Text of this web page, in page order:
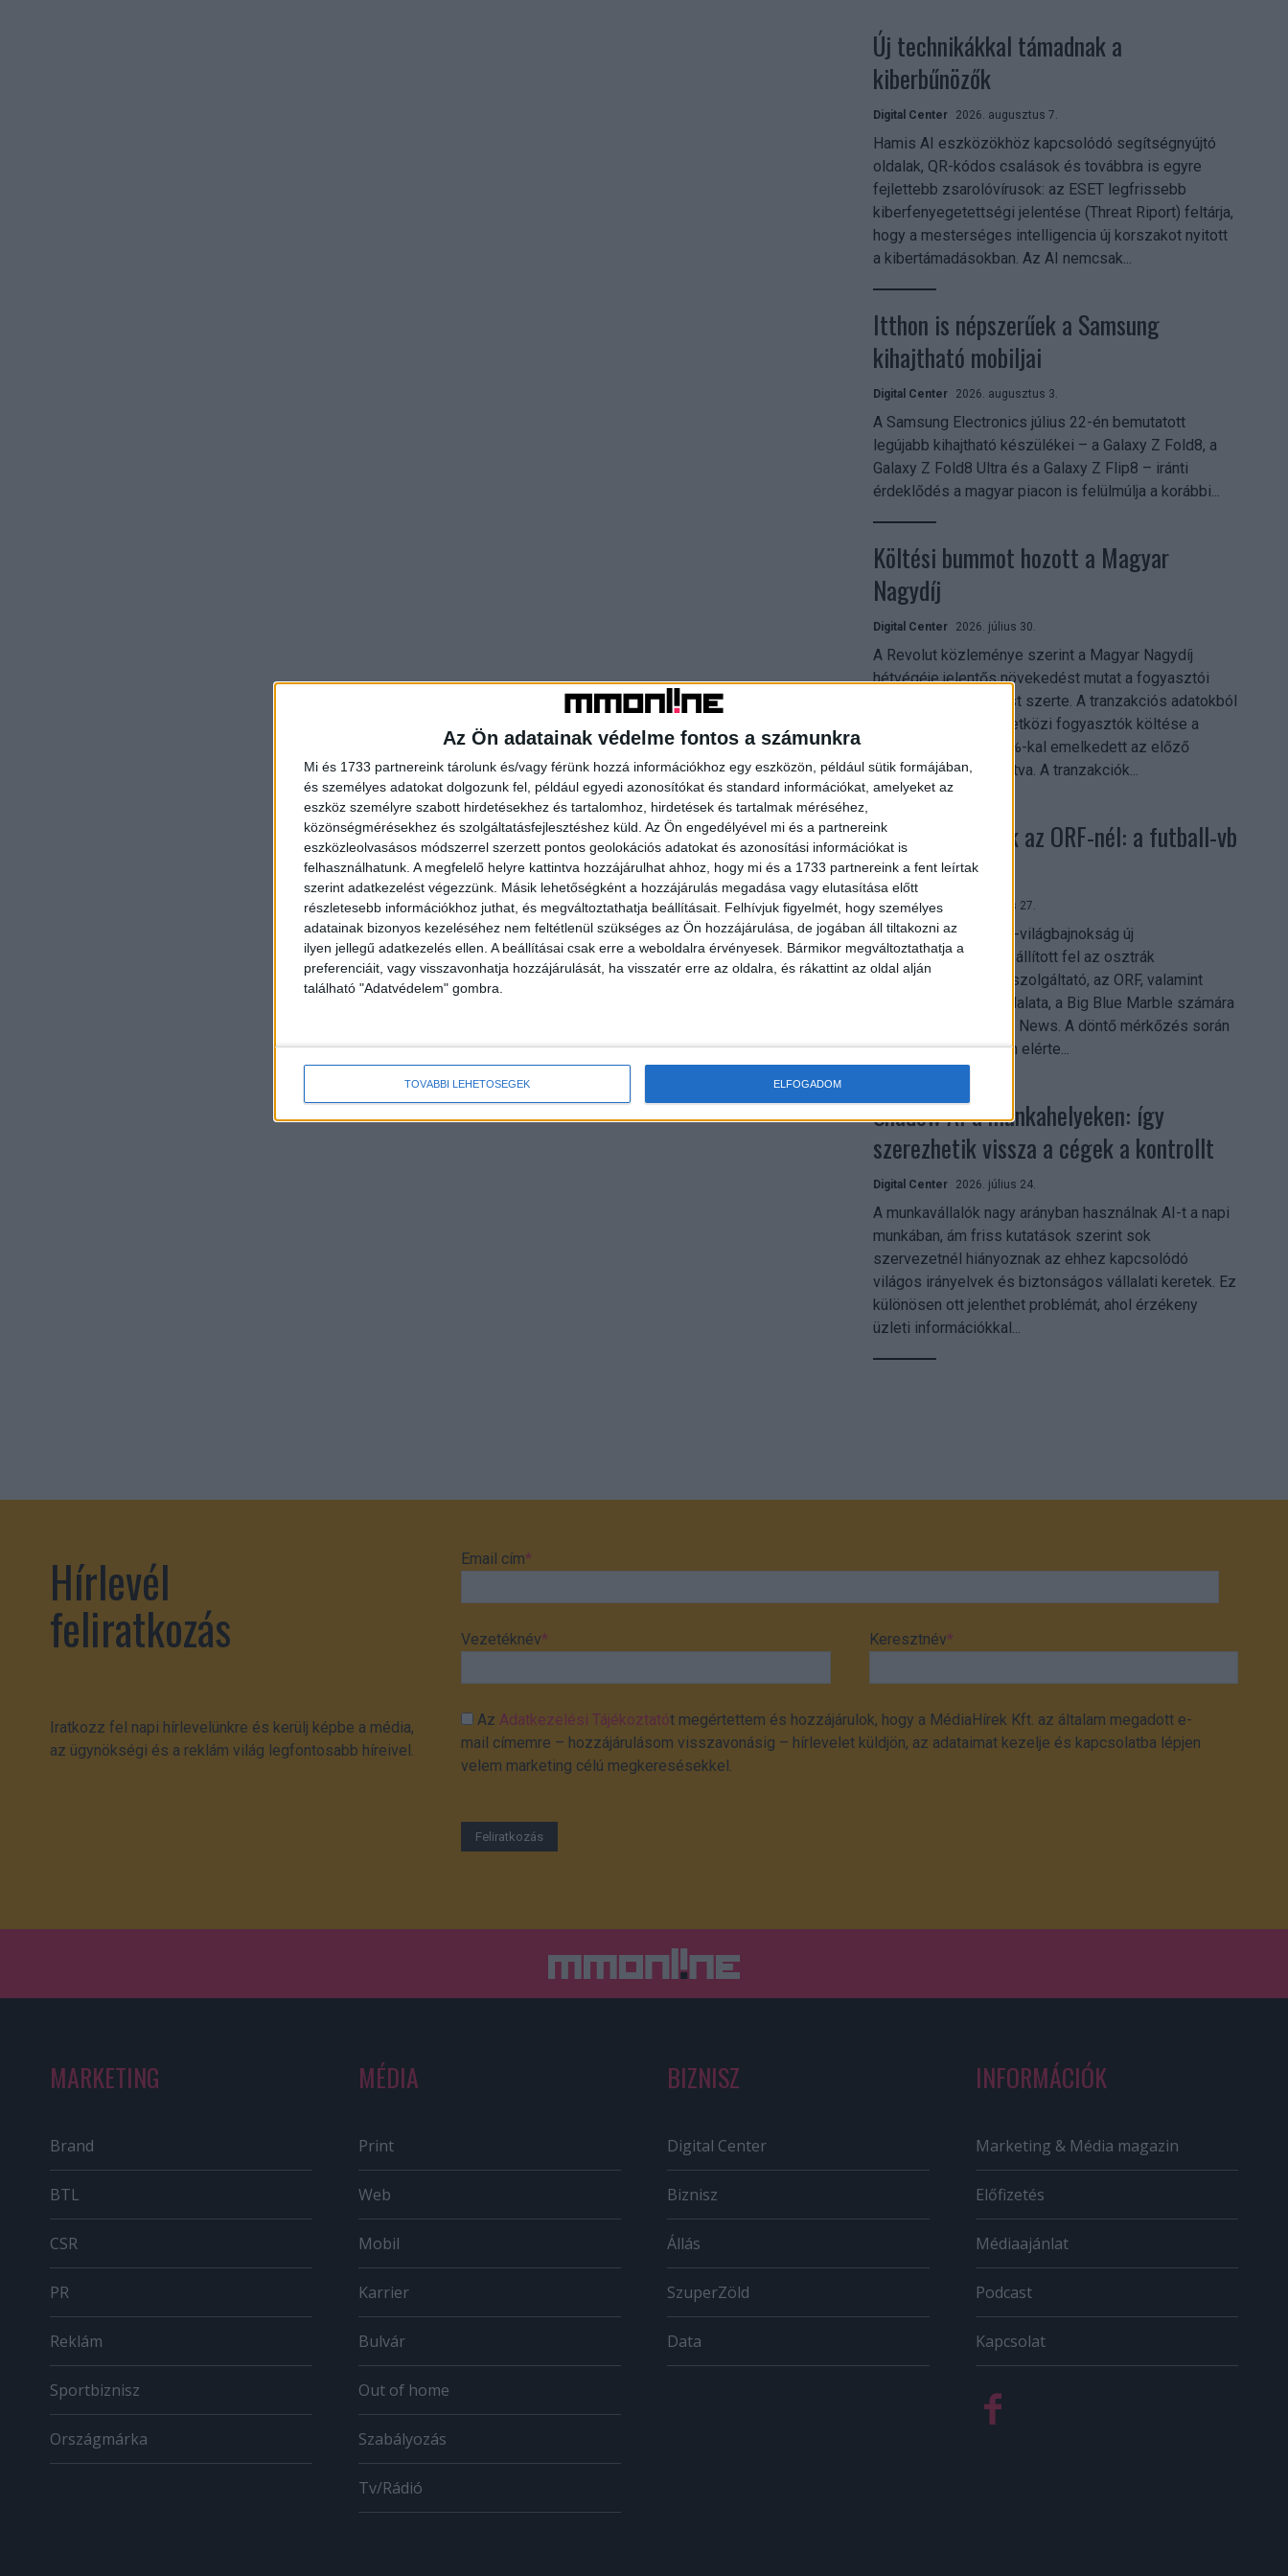
Az Ön adatainak védelme fontos a számunkra
Mi és 1733 partnereink tárolunk és/vagy férünk hozzá információkhoz egy eszközön, például sütik formájában,
és személyes adatokat dolgozunk fel, például egyedi azonosítókat és standard információkat, amelyeket az
eszköz személyre szabott hirdetésekhez és tartalomhoz, hirdetések és tartalmak méréséhez,
közönségmérésekhez és szolgáltatásfejlesztéshez küld. Az Ön engedélyével mi és a partnereink
eszközleolvasásos módszerrel szerzett pontos geolokációs adatokat és azonosítási információkat is
felhasználhatunk. A megfelelő helyre kattintva hozzájárulhat ahhoz, hogy mi és a 1733 partnereink a fent leírtak
szerint adatkezelést végezzünk. Másik lehetőségként a hozzájárulás megadása vagy elutasítása előtt
részletesebb információkhoz juthat, és megváltoztathatja beállításait. Felhívjuk figyelmét, hogy személyes
adatainak bizonyos kezeléséhez nem feltétlenül szükséges az Ön hozzájárulása, de jogában áll tiltakozni az
ilyen jellegű adatkezelés ellen. A beállításai csak erre a weboldalra érvényesek. Bármikor megváltoztathatja a
preferenciáit, vagy visszavonhatja hozzájárulását, ha visszatér erre az oldalra, és rákattint az oldal alján
található "Adatvédelem" gombra.
TOVÁBBI LEHETŐSÉGEK ELFOGADOM
Új technikákkal támadnak a
kiberbűnözők
Digital Center 2026. augusztus 7.
Hamis AI eszközökhöz kapcsolódó segítségnyújtó
oldalak, QR-kódos csalások és továbbra is egyre
fejlettebb zsarolóvírusok: az ESET legfrissebb
kiberfenyegetettségi jelentése (Threat Riport) feltárja,
hogy a mesterséges intelligencia új korszakot nyitott
a kibertámadásokban. Az AI nemcsak...
Itthon is népszerűek a Samsung
kihajtható mobiljai
Digital Center 2026. augusztus 3.
A Samsung Electronics július 22-én bemutatott
legújabb kihajtható készülékei – a Galaxy Z Fold8, a
Galaxy Z Fold8 Ultra és a Galaxy Z Flip8 – iránti
érdeklődés a magyar piacon is felülmúlja a korábbi...
Költési bummot hozott a Magyar
Nagydíj
Digital Center 2026. július 30.
A Revolut közleménye szerint a Magyar Nagydíj
hétvégéje jelentős növekedést mutat a fogyasztói
aktivitásban Budapest szerte. A tranzakciós adatokból
kiderül, hogy a nemzetközi fogyasztók költése a
versenyhétvégén 26%-kal emelkedett az előző
hétvégéhez viszonyítva. A tranzakciók...
Rekordok dőltek az ORF-nél: a futball-vb
mindent vitt
Digital Center 2026. július 27.
A 2026-os labdarúgó-világbajnokság új
streamingrekordokat állított fel az osztrák
közszolgálati műsorszolgáltató, az ORF, valamint
technológiai leányvállalata, a Big Blue Marble számára
– írja a Broadband TV News. A döntő mérkőzés során
az átlagos nézőszám elérte...
Shadow AI a munkahelyeken: így
szerezhetik vissza a cégek a kontrollt
Digital Center 2026. július 24.
A munkavállalók nagy arányban használnak AI-t a napi
munkában, ám friss kutatások szerint sok
szervezetnél hiányoznak az ehhez kapcsolódó
világos irányelvek és biztonságos vállalati keretek. Ez
különösen ott jelenthet problémát, ahol érzékeny
üzleti információkkal...
Hírlevél
feliratkozás
Iratkozz fel napi hírlevelünkre és kerülj képbe a média,
az ügynökségi és a reklám világ legfontosabb híreivel.
Email cím*
Vezetéknév* Keresztnév*
AzAdatkezelési Tájékoztatót megértettem és hozzájárulok, hogy a MédiaHírek Kft. az általam megadott e-
mail címemre – hozzájárulásom visszavonásig – hírlevelet küldjön, az adataimat kezelje és kapcsolatba lépjen
velem marketing célú megkeresésekkel.
MARKETING
Brand
BTL
CSR
PR
Reklám
Sportbiznisz
Országmárka
MÉDIA
Print
Web
Mobil
Karrier
Bulvár
Out of home
Szabályozás
Tv/Rádió
BIZNISZ
Digital Center
Biznisz
Állás
SzuperZöld
Data
INFORMÁCIÓK
Marketing & Média magazin
Előfizetés
Médiaajánlat
Podcast
Kapcsolat